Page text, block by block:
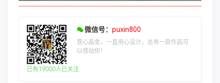
微信号： puxin800
菩心晶舍，一直用心设计，总有一款作品可
以感动你！
已有19000人已关注